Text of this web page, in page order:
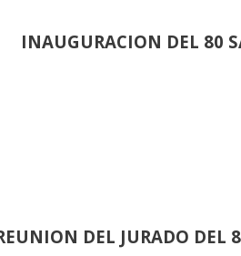
INAUGURACION DEL 80
DEL JURADO DEL